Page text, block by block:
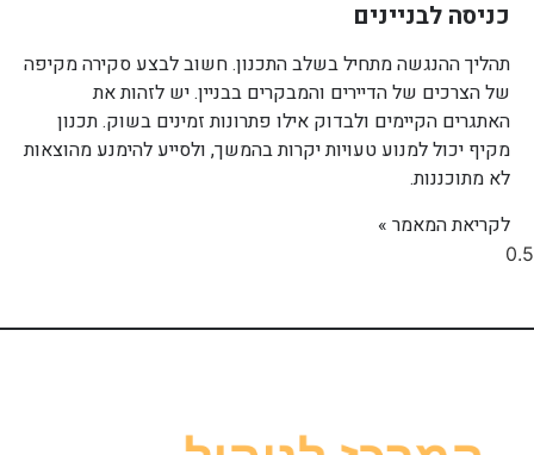
כניסה לבניינים
תהליך ההנגשה מתחיל בשלב התכנון. חשוב לבצע סקירה מקיפה
של הצרכים של הדיירים והמבקרים בבניין. יש לזהות את
האתגרים הקיימים ולבדוק אילו פתרונות זמינים בשוק. תכנון
מקיף יכול למנוע טעויות יקרות בהמשך, ולסייע להימנע מהוצאות
לא מתוכננות.
לקריאת המאמר »